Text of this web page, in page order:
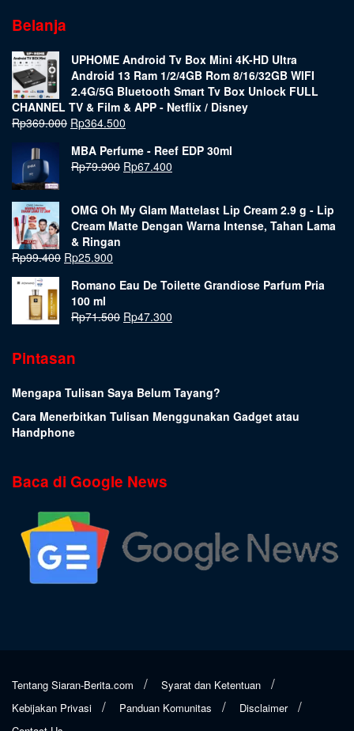
Belanja
UPHOME Android Tv Box Mini 4K-HD Ultra
Android 13 Ram 1/2/4GB Rom 8/16/32GB WIFI
2.4G/5G Bluetooth Smart Tv Box Unlock FULL
CHANNEL TV & Film & APP - Netflix / Disney
Rp369.000 Rp364.500
MBA Perfume - Reef EDP 30ml
Rp79.900 Rp67.400
OMG Oh My Glam Mattelast Lip Cream 2.9 g - Lip
Cream Matte Dengan Warna Intense, Tahan Lama
& Ringan
Rp99.400 Rp25.900
Romano Eau De Toilette Grandiose Parfum Pria
100 ml
Rp71.500 Rp47.300
Pintasan
Mengapa Tulisan Saya Belum Tayang?
Cara Menerbitkan Tulisan Menggunakan Gadget atau
Handphone
Baca di Google News
Tentang Siaran-Berita.com
Syarat dan Ketentuan
Kebijakan Privasi
Panduan Komunitas
Disclaimer